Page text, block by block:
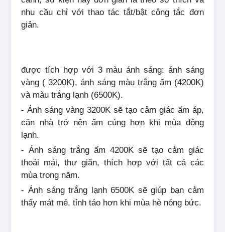
nhu cầu chỉ với thao tác tắt/bật công tắc đơn
giản.
được tích hợp với 3 màu ánh sáng: ánh sáng
vàng ( 3200K), ánh sáng màu trắng ấm (4200K)
và màu trắng lạnh (6500K).
- Ánh sáng vàng 3200K sẽ tạo cảm giác ấm áp,
căn nhà trở nên ấm cúng hơn khi mùa đông
lạnh.
- Ánh sáng trắng ấm 4200K sẽ tạo cảm giác
thoải mái, thư giãn, thích hợp với tất cả các
mùa trong năm.
- Ánh sáng trắng lạnh 6500K sẽ giúp bạn cảm
thấy mát mẻ, tỉnh táo hơn khi mùa hè nóng bức.